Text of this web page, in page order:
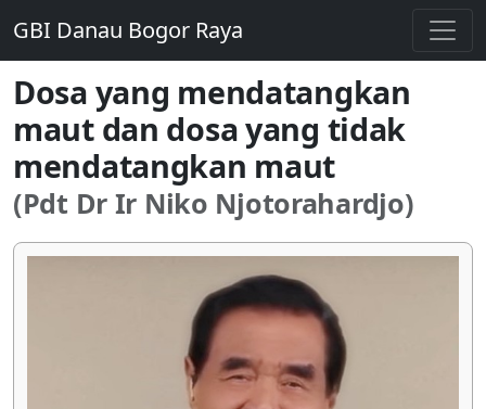
GBI Danau Bogor Raya
Dosa yang mendatangkan
maut dan dosa yang tidak
mendatangkan maut
(Pdt Dr Ir Niko Njotorahardjo)